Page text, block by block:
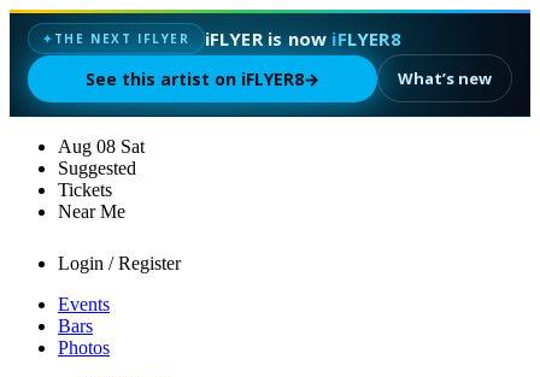
✦ THE NEXT IFLYER iFLYER is nowiFLYER8
See this artist on iFLYER8→ What’s new
Aug 08 Sat
Suggested
Tickets
Near Me
Login / Register
Events
Bars
Photos